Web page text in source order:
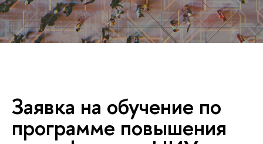
Заявка на обучение по
программе повышения